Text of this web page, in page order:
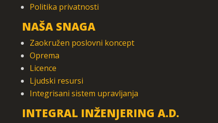
Politika privatnosti
NAŠA SNAGA
Zaokružen poslovni koncept
Oprema
Licence
Ljudski resursi
Integrisani sistem upravljanja
INTEGRAL INŽENJERING A.D.